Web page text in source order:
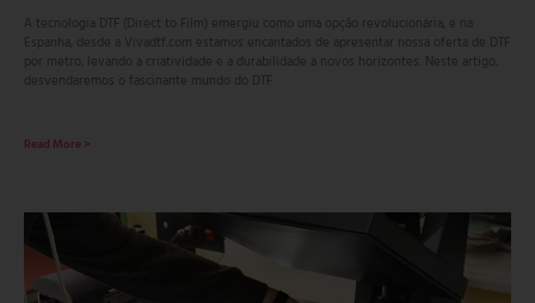
A tecnologia DTF (Direct to Film) emergiu como uma opção revolucionária, e na
Espanha, desde a Vivadtf.com estamos encantados de apresentar nossa oferta de DTF
por metro, levando a criatividade e a durabilidade a novos horizontes. Neste artigo,
desvendaremos o fascinante mundo do DTF
Read More >